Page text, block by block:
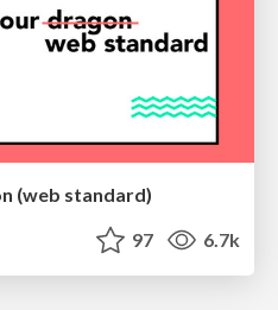
(web standard)
97 6.7k